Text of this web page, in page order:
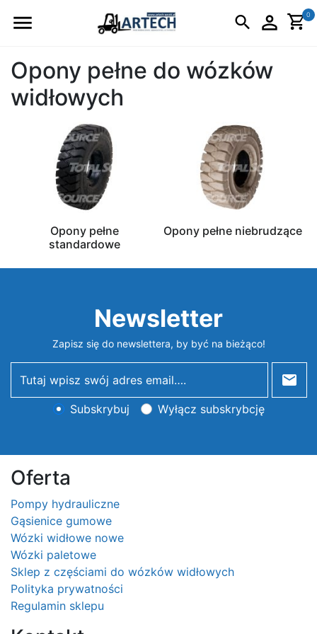
0
Opony pełne do wózków
widłowych
Opony pełne
standardowe
Opony pełne niebrudzące
Newsletter
Zapisz się do newslettera, by być na bieżąco!
newsletter
Subskrybuj Wyłącz subskrybcję
Oferta
Pompy hydrauliczne
Gąsienice gumowe
Wózki widłowe nowe
Wózki paletowe
Sklep z częściami do wózków widłowych
Polityka prywatności
Regulamin sklepu